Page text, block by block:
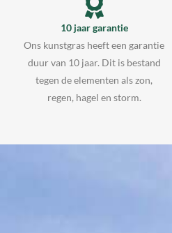
10 jaar garantie
Ons kunstgras heeft een garantie
duur van 10 jaar. Dit is bestand
tegen de elementen als zon,
regen, hagel en storm.